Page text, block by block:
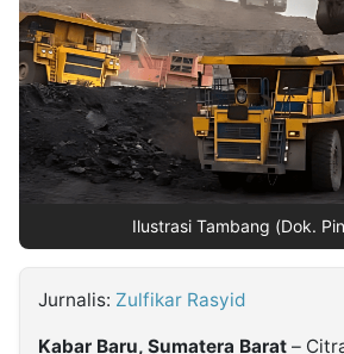
Insight
NTB
Suara
Time
Lens
IDN
Daily
Jogja
Jalan
Rakyat
Idealita
News
Kita
Notice
Dinamikapost.com
Radar
Baru
Seedbacklink
Follow
Kabarbaru
Ilustrasi Tambang (Dok.
Jurnalis: Zulfikar Rasyid
Kabar Baru, Sumatera Barat –